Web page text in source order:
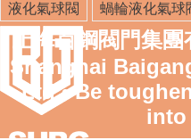
液化氣球閥
蝸輪液化氣球
上海百鋼閥門集團
Shanghai
Ltd • Be
into